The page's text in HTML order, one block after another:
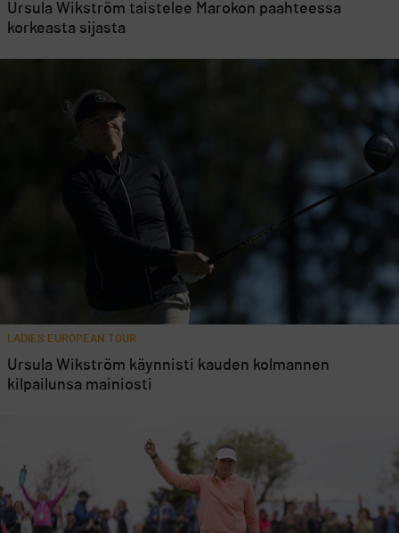
Ursula Wikström taistelee Marokon paahteessa
korkeasta sijasta
LADIES EUROPEAN TOUR
Ursula Wikström käynnisti kauden kolmannen
kilpailunsa mainiosti